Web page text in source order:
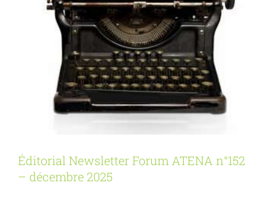
Éditorial Newsletter Forum ATENA n°152
– décembre 2025